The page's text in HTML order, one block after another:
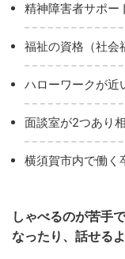
精神障害者サポー
福祉の資格（社会
ハローワークが近
面談室が2つあり
横須賀市内で働く
しゃべるのが苦手
なったり、話せる